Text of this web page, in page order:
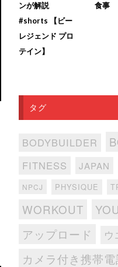
ンが解説
#shorts 【ビー
レジェンド プロ
テイン】
食事
タグ
BODYBUILDER
FITNESS JAPAN
NPCJ PHYSIQUE
WORKOUT
アップロード
ウ
カメラ付き携帯電